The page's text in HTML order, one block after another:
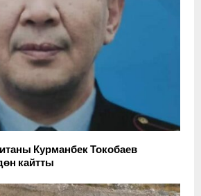
Курманбек Токобаев
кайтты